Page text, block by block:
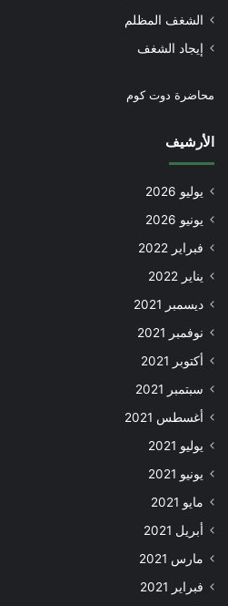
الشغف المظلم
إيجاد الشغف
محاضرة دوت كوم
الأرشيف
يوليو 2026
يونيو 2026
فبراير 2022
يناير 2022
ديسمبر 2021
نوفمبر 2021
أكتوبر 2021
سبتمبر 2021
أغسطس 2021
يوليو 2021
يونيو 2021
مايو 2021
أبريل 2021
مارس 2021
فبراير 2021